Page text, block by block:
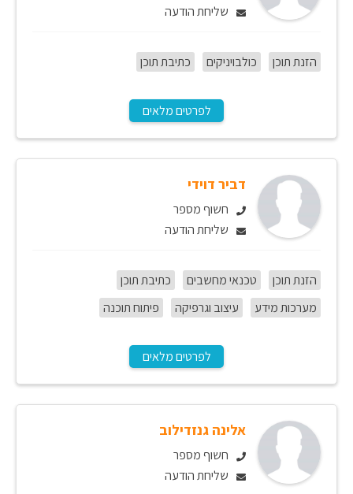
שליחת הודעה
הזנת תוכן כולבויניקים כתיבת תוכן
לפרטים מלאים
דביר דוידי
חשוף מספר
שליחת הודעה
הזנת תוכן טכנאי מחשבים
כתיבת תוכן
מערכות מידע
עיצוב וגרפיקה פיתוח תוכנה
לפרטים מלאים
אלינה גנזדילוב
חשוף מספר
שליחת הודעה